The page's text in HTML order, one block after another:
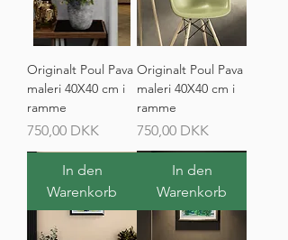
Originalt Poul Pava
maleri 40X40 cm i
ramme
Preis
750,00 DKK
Originalt Poul Pava
maleri 40X40 cm i
ramme
Preis
750,00 DKK
In den
Warenkorb
In den
Warenkorb